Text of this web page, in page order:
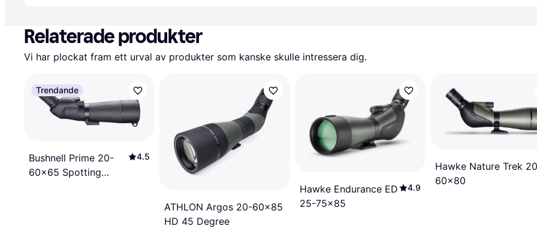
Relaterade produkter
Vi har plockat fram ett urval av produkter som kanske skulle intressera dig.
Trendande
Bushnell Prime 20-
60x65 Spotting
4.5
ATHLON Argos 20-60x85
HD 45 Degree
Hawke Endurance ED
25-75x85
4.9
Hawke Nature Trek
60×80